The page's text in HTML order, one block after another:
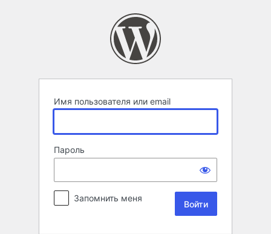
Имя пользователя или email
Пароль
Запомнить меня